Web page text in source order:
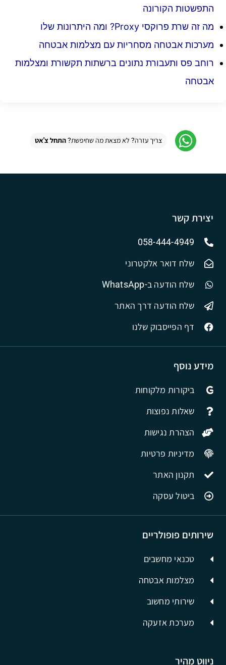
התפשטות הקורונה
מה זה שרת פרוקסי Proxy? ומה היתרונות שלו
מערכות אבטחה מסחריות עם מצלמות אבטחה
רוחב פס ותעבורת נתונים ברשתות תקשורת ומצלמות
אבטחה
צריך עזרה? לא מצאת מה שחיפשת?התחל צ'אט
ניווט מהיר
שירותים פופולריים
טכנאי מחשבים
מצלמות אבטחה
שירותי מחשוב
מערכת אזעקה
מידע נוסף
ביקורות מלקוחות
שאלות נפוצות
הצהרת נגישות
מדיניות פרטיות
תקנון האתר
ביטול עסקה
יצירת קשר
058-444-4949
שלח דואר אלקטרוני
שלח הודעה ב-WhatsApp
שלח הודעה דרך האתר
דף הפייסבוק שלנו